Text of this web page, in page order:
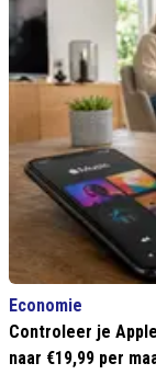
Economie
Controleer je
naar €19,99 per